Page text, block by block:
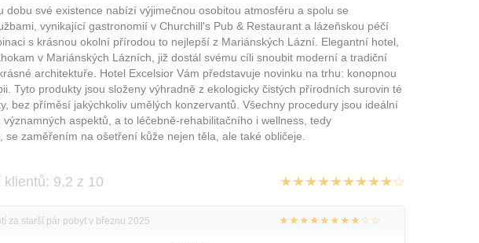
dobu své existence nabízí výjimečnou osobitou atmosféru a spolu se
vynikající gastronomií v Churchill's Pub & Restaurant a lázeňskou péčí
s krásnou okolní přírodou to nejlepší z Mariánských Lázní. Elegantní hotel,
v Mariánských Lázních, již dostál svému cíli snoubit moderní a tradiční
architektuře. Hotel Excelsior Vám představuje novinku na trhu: konopnou
Tyto produkty jsou složeny výhradně z ekologicky čistých přírodních surovin té
bez příměsí jakýchkoliv umělých konzervantů. Všechny procedury jsou ideální
významných aspektů, a to léčebně-rehabilitačního i wellness, tedy
se zaměřením na ošetření kůže nejen těla, ale také obličeje.
klientů: 9,2 z 10 ★★★★★★★★★☆
za starší pár pobyt v březnu 2025 ★★★★★★★★☆☆